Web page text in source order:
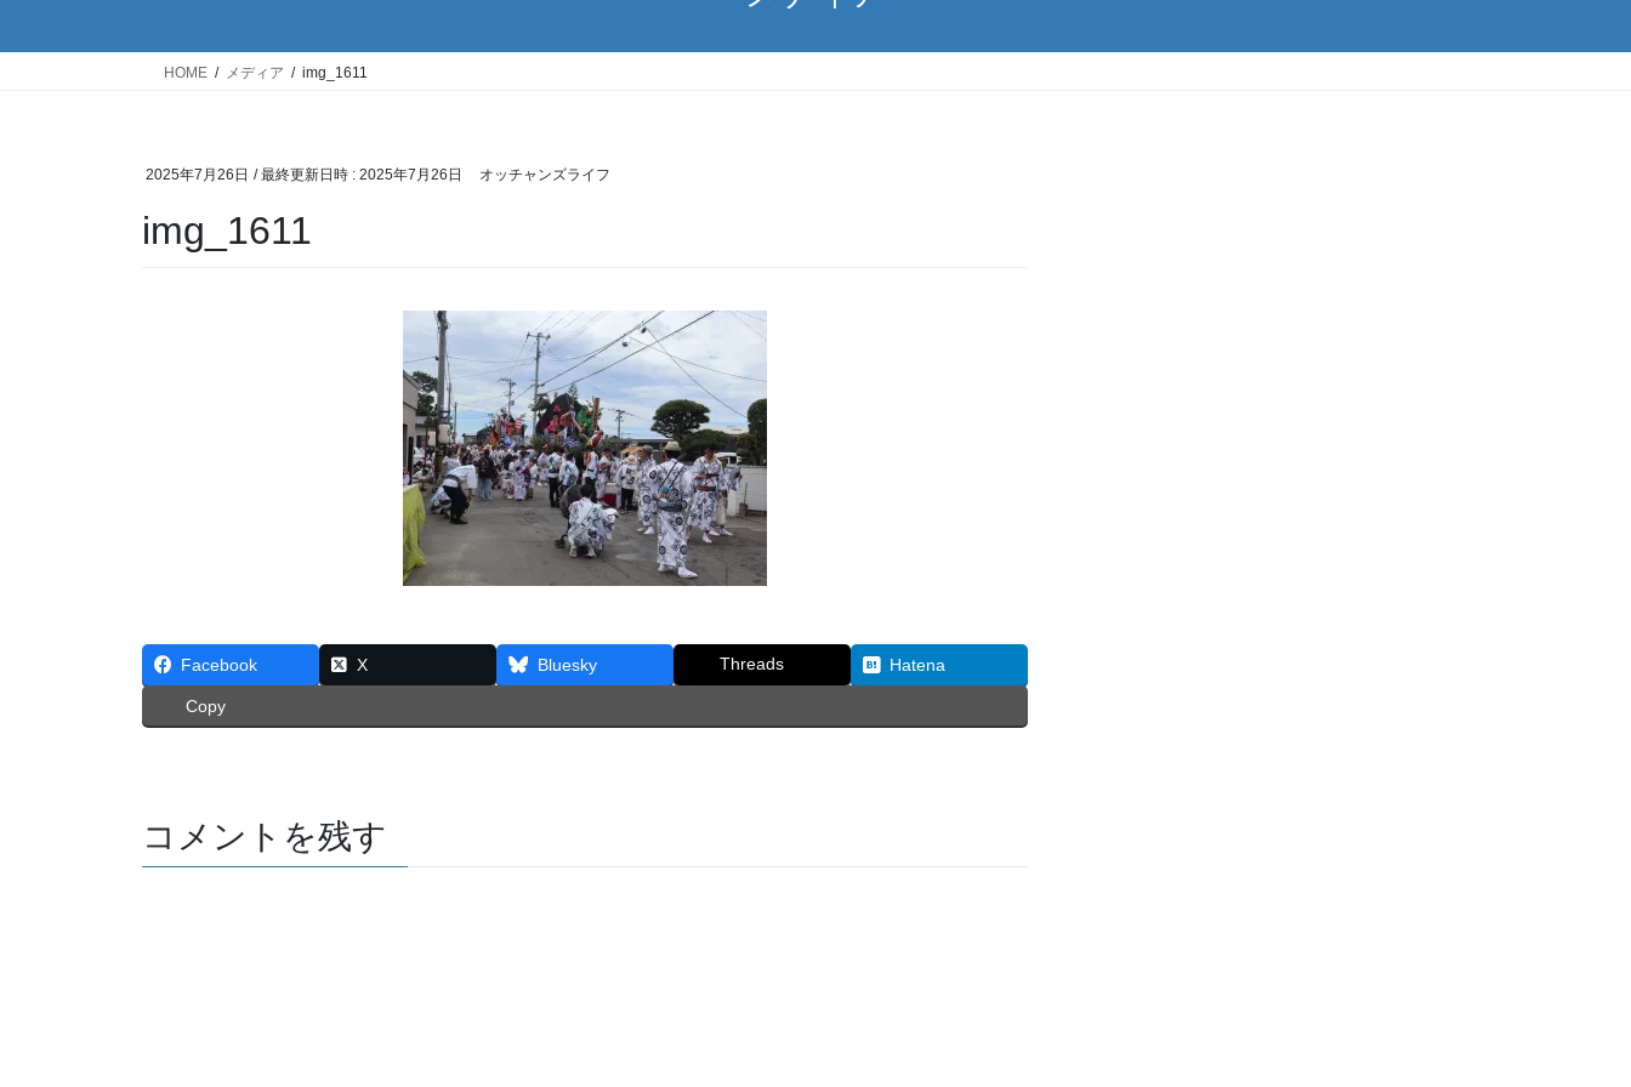
HOME メディア img_1611
2025年7月26日 / 最終更新日時 : 2025年7月26日 オッチャンズライフ
img_1611
Facebook X Bluesky Threads Hatena
Copy
コメントを残す